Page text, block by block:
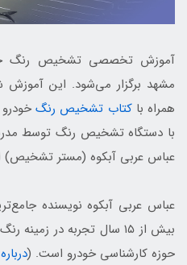
آموزش تخصصی تشخیص رنگ
مشهد برگزار می‌شود. این آموزش
همراه باکتاب تشخیص رنگخودرو
با دستگاه تشخیص رنگ توسط
عباس عربی آبکوه (مستر تشخیص)
عباس عربی آبکوه نویسنده
حوزه کارشناسی خودرو است. (